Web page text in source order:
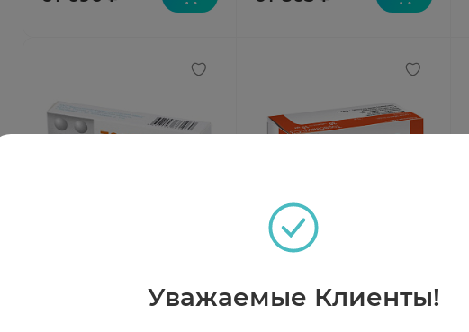
N20 Березовский ФЗ
В наличии
Уважаемые Клиенты!